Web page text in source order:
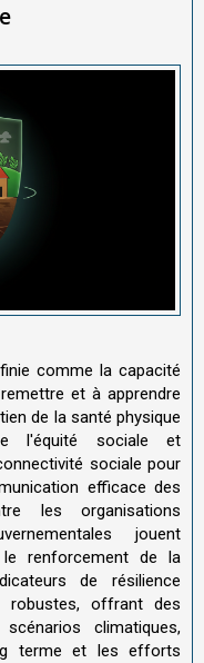
comme la capacité
et à apprendre
de la santé physique
l'équité sociale et
sociale pour
efficace des
les organisations
jouent
renforcement de la
de résilience
robustes, offrant des
climatiques,
terme et les efforts